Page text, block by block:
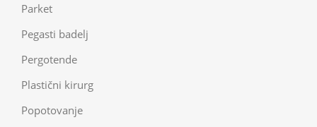
Parket
Pegasti badelj
Pergotende
Plastični kirurg
Popotovanje